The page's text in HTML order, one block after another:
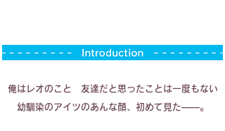
俺はレオのこと 友達だと思ったことは一度もない
幼馴染のアイツのあんな顔、初めて見た――。